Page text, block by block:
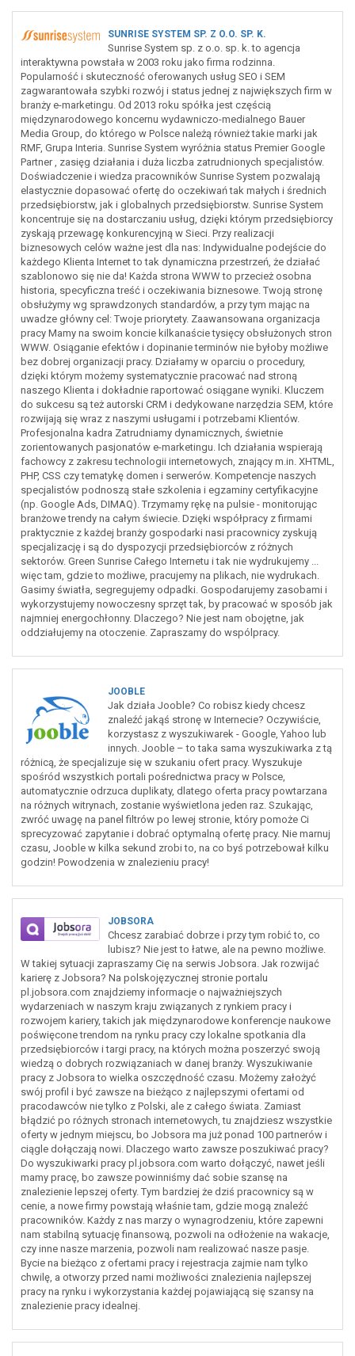
SUNRISE SYSTEM SP. Z O.O. SP. K.
Sunrise System sp. z o.o. sp. k. to agencja
interaktywna powstała w 2003 roku jako firma rodzinna.
Popularność i skuteczność oferowanych usług SEO i SEM
zagwarantowała szybki rozwój i status jednej z największych firm w
branży e-marketingu. Od 2013 roku spółka jest częścią
międzynarodowego koncernu wydawniczo-medialnego Bauer
Media Group, do którego w Polsce należą również takie marki jak
RMF, Grupa Interia. Sunrise System wyróżnia status Premier Google
Partner , zasięg działania i duża liczba zatrudnionych specjalistów.
Doświadczenie i wiedza pracowników Sunrise System pozwalają
elastycznie dopasować ofertę do oczekiwań tak małych i średnich
przedsiębiorstw, jak i globalnych przedsiębiorstw. Sunrise System
koncentruje się na dostarczaniu usług, dzięki którym przedsiębiorcy
zyskają przewagę konkurencyjną w Sieci. Przy realizacji
biznesowych celów ważne jest dla nas: Indywidualne podejście do
każdego Klienta Internet to tak dynamiczna przestrzeń, że działać
szablonowo się nie da! Każda strona WWW to przecież osobna
historia, specyficzna treść i oczekiwania biznesowe. Twoją stronę
obsłużymy wg sprawdzonych standardów, a przy tym mając na
uwadze główny cel: Twoje priorytety. Zaawansowana organizacja
pracy Mamy na swoim koncie kilkanaście tysięcy obsłużonych stron
WWW. Osiąganie efektów i dopinanie terminów nie byłoby możliwe
bez dobrej organizacji pracy. Działamy w oparciu o procedury,
dzięki którym możemy systematycznie pracować nad stroną
naszego Klienta i dokładnie raportować osiągane wyniki. Kluczem
do sukcesu są też autorski CRM i dedykowane narzędzia SEM, które
rozwijają się wraz z naszymi usługami i potrzebami Klientów.
Profesjonalna kadra Zatrudniamy dynamicznych, świetnie
zorientowanych pasjonatów e-marketingu. Ich działania wspierają
fachowcy z zakresu technologii internetowych, znający m.in. XHTML,
PHP, CSS czy tematykę domen i serwerów. Kompetencje naszych
specjalistów podnoszą stałe szkolenia i egzaminy certyfikacyjne
(np. Google Ads, DIMAQ). Trzymamy rękę na pulsie - monitorując
branżowe trendy na całym świecie. Dzięki współpracy z firmami
praktycznie z każdej branży gospodarki nasi pracownicy zyskują
specjalizację i są do dyspozycji przedsiębiorców z różnych
sektorów. Green Sunrise Całego Internetu i tak nie wydrukujemy ...
więc tam, gdzie to możliwe, pracujemy na plikach, nie wydrukach.
Gasimy światła, segregujemy odpadki. Gospodarujemy zasobami i
wykorzystujemy nowoczesny sprzęt tak, by pracować w sposób jak
najmniej energochłonny. Dlaczego? Nie jest nam obojętne, jak
oddziałujemy na otoczenie. Zapraszamy do wspólpracy.
JOOBLE
Jak działa Jooble? Co robisz kiedy chcesz
znaleźć jakąś stronę w Internecie? Oczywiście,
korzystasz z wyszukiwarek - Google, Yahoo lub
innych. Jooble – to taka sama wyszukiwarka z tą
różnicą, że specjalizuje się w szukaniu ofert pracy. Wyszukuje
spośród wszystkich portali pośrednictwa pracy w Polsce,
automatycznie odrzuca duplikaty, dlatego oferta pracy powtarzana
na różnych witrynach, zostanie wyświetlona jeden raz. Szukając,
zwróć uwagę na panel filtrów po lewej stronie, który pomoże Ci
sprecyzować zapytanie i dobrać optymalną ofertę pracy. Nie marnuj
czasu, Jooble w kilka sekund zrobi to, na co byś potrzebował kilku
godzin! Powodzenia w znalezieniu pracy!
JOBSORA
Chcesz zarabiać dobrze i przy tym robić to, co
lubisz? Nie jest to łatwe, ale na pewno możliwe.
W takiej sytuacji zapraszamy Cię na serwis Jobsora. Jak rozwijać
karierę z Jobsora? Na polskojęzycznej stronie portalu
pl.jobsora.com znajdziemy informacje o najważniejszych
wydarzeniach w naszym kraju związanych z rynkiem pracy i
rozwojem kariery, takich jak międzynarodowe konferencje naukowe
poświęcone trendom na rynku pracy czy lokalne spotkania dla
przedsiębiorców i targi pracy, na których można poszerzyć swoją
wiedzą o dobrych rozwiązaniach w danej branży. Wyszukiwanie
pracy z Jobsora to wielka oszczędność czasu. Możemy założyć
swój profil i być zawsze na bieżąco z najlepszymi ofertami od
pracodawców nie tylko z Polski, ale z całego świata. Zamiast
błądzić po różnych stronach internetowych, tu znajdziesz wszystkie
oferty w jednym miejscu, bo Jobsora ma już ponad 100 partnerów i
ciągle dołączają nowi. Dlaczego warto zawsze poszukiwać pracy?
Do wyszukiwarki pracy pl.jobsora.com warto dołączyć, nawet jeśli
mamy pracę, bo zawsze powinniśmy dać sobie szansę na
znalezienie lepszej oferty. Tym bardziej że dziś pracownicy są w
cenie, a nowe firmy powstają właśnie tam, gdzie mogą znaleźć
pracowników. Każdy z nas marzy o wynagrodzeniu, które zapewni
nam stabilną sytuację finansową, pozwoli na odłożenie na wakacje,
czy inne nasze marzenia, pozwoli nam realizować nasze pasje.
Bycie na bieżąco z ofertami pracy i rejestracja zajmie nam tylko
chwilę, a otworzy przed nami możliwości znalezienia najlepszej
pracy na rynku i wykorzystania każdej pojawiającą się szansy na
znalezienie pracy idealnej.